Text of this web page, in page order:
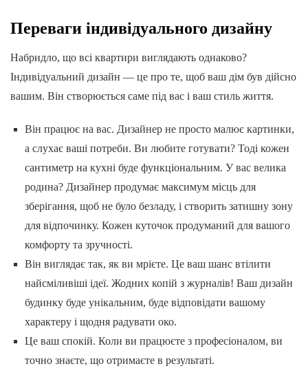
Переваги індивідуального дизайну
Набридло, що всі квартири виглядають однаково?
Індивідуальний дизайн — це про те, щоб ваш дім був дійсно
вашим. Він створюється саме під вас і ваш стиль життя.
Він працює на вас. Дизайнер не просто малює картинки,
а слухає ваші потреби. Ви любите готувати? Тоді кожен
сантиметр на кухні буде функціональним. У вас велика
родина? Дизайнер продумає максимум місць для
зберігання, щоб не було безладу, і створить затишну зону
для відпочинку. Кожен куточок продуманий для вашого
комфорту та зручності.
Він виглядає так, як ви мрієте. Це ваш шанс втілити
найсміливіші ідеї. Жодних копій з журналів! Ваш дизайн
будинку буде унікальним, буде відповідати вашому
характеру і щодня радувати око.
Це ваш спокій. Коли ви працюєте з професіоналом, ви
точно знаєте, що отримаєте в результаті.